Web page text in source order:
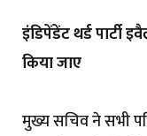
इंडिपेंडेंट थर्ड पार्टी
किया जाए
मुख्य सचिव ने सभी